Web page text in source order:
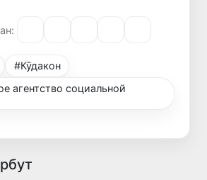
#Кӯдакон
агентство социальной